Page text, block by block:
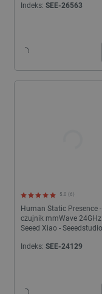
Indeks: SEE-26563
Human Static Presence -
czujnik mmWave
Seeed Xiao - Seeedstudio
5.0 (6)
Indeks: SEE-24129